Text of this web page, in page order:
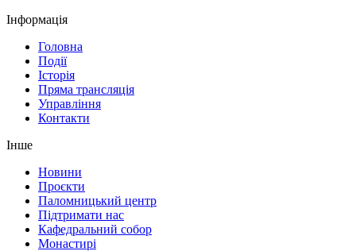
Інформація
Головна
Події
Історія
Пряма трансляція
Управління
Контакти
Інше
Новини
Проєкти
Паломницький центр
Підтримати нас
Кафедральний собор
Монастирі